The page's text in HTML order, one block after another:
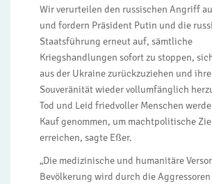
Wir verurteilen den russischen Angriff
und fordern Präsident Putin und die
Staatsführung erneut auf, sämtliche
Kriegshandlungen sofort zu stoppen,
aus der Ukraine zurückzuziehen und
Souveränität wieder vollumfänglich
Tod und Leid friedvoller Menschen
Kauf genommen, um machtpolitische
erreichen, sagte Eßer.
„Die medizinische und humanitäre
Bevölkerung wird durch die